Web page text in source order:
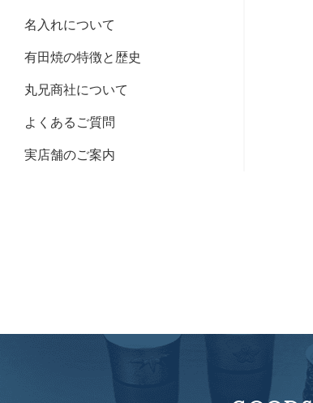
名入れについて
有田焼の特徴と歴史
丸兄商社について
よくあるご質問
実店舗のご案内